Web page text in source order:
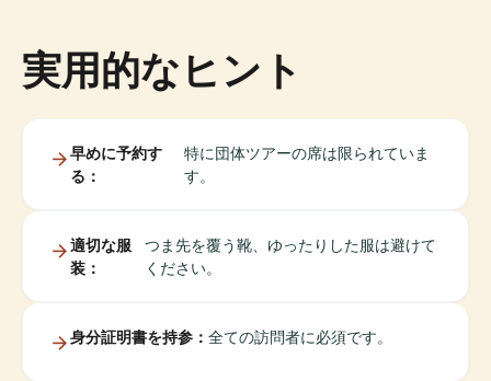
実用的なヒント
早めに予約す
る：
特に団体ツアーの席は限られていま
す。
適切な服
装：
つま先を覆う靴、ゆったりした服は避けて
ください。
身分証明書を持参： 全ての訪問者に必須です。